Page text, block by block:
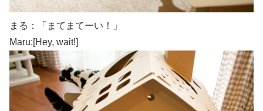
まる：「まてまてーい！」
Maru:[Hey, wait!]